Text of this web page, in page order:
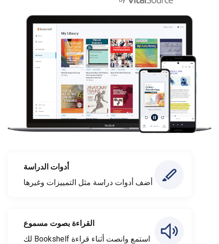
أدوات الدراسة
أضف أدوات دراسة مثل التمييزات وغيرها
القراءة بصوت مسموع
استمع وانصت أثناء قراءة Bookshelf لك